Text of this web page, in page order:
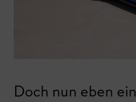
Doch nun eben